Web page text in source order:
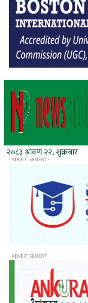
२०८३ श्रावण २२, शुक्रबार
- ADVERTISEMENT -
- ADVERTISEMENT -